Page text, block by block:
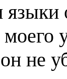
языки
не